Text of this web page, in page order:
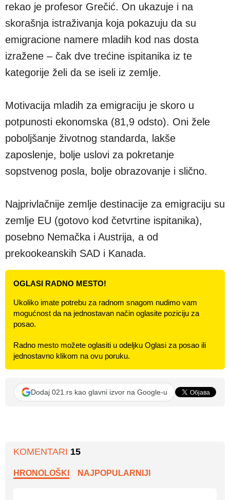
rekao je profesor Grečić. On ukazuje i na
skorašnja istraživanja koja pokazuju da su
emigracione namere mladih kod nas dosta
izražene – čak dve trećine ispitanika iz te
kategorije želi da se iseli iz zemlje.
Motivacija mladih za emigraciju je skoro u
potpunosti ekonomska (81,9 odsto). Oni žele
poboljšanje životnog standarda, lakše
zaposlenje, bolje uslovi za pokretanje
sopstvenog posla, bolje obrazovanje i slično.
Najprivlačnije zemlje destinacije za emigraciju su
zemlje EU (gotovo kod četvrtine ispitanika),
posebno Nemačka i Austrija, a od
prekookeanskih SAD i Kanada.
OGLASI RADNO MESTO!
Ukoliko imate potrebu za radnom snagom nudimo vam
mogućnost da na jednostavan način oglasite poziciju za
posao.
Radno mesto možete oglasiti u odeljku Oglasi za posao ili
jednostavno klikom na ovu poruku.
Dodaj 021.rs kao glavni izvor na Google-u
KOMENTARI 15
HRONOLOŠKI NAJPOPULARNIJI